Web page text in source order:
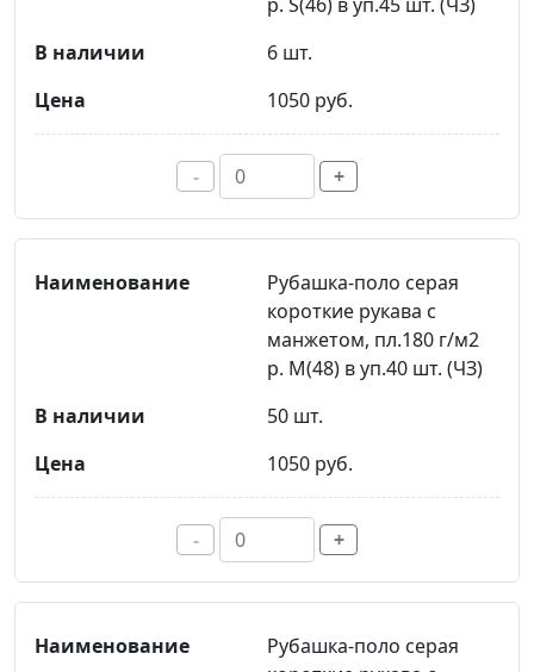
р. S(46) в уп.45 шт. (ЧЗ)
6 шт.
1050 руб.
- +
Рубашка-поло серая
короткие рукава с
манжетом, пл.180 г/м2
р. M(48) в уп.40 шт. (ЧЗ)
50 шт.
1050 руб.
- +
Рубашка-поло серая